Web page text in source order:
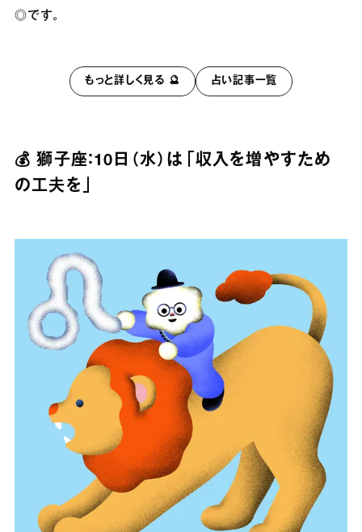
◎です。
もっと詳しく見る 🔮 占い記事一覧
💰 獅子座：10日（水）は「収入を増やすため
の工夫を」